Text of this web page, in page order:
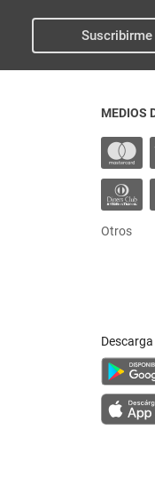
Suscribirme
MEDIOS
Otros